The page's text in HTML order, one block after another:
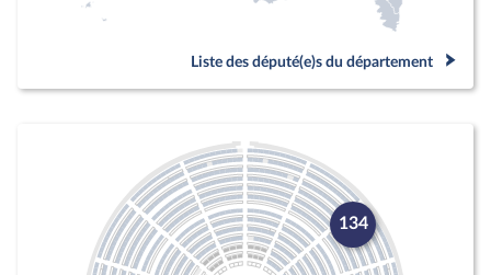
Liste des député(e)s du département
134